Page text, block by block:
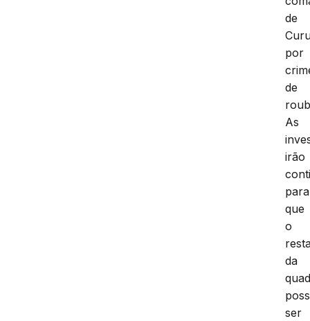
de
por
de
As
irão
para
que
o
da
ser